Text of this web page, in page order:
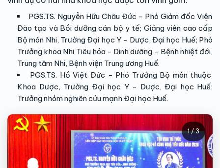
PGS.TS. Nguyễn Hữu Châu Đức - Phó Giám đốc Viện
Đào tạo và Bồi dưỡng cán bộ y tế; Giảng viên cao cấp
Bộ môn Nhi, Trường Đại học Y - Dược, Đại học Huế; Phó
Trưởng khoa Nhi Tiêu hóa - Dinh dưỡng - Bệnh nhiệt đới,
Trung tâm Nhi, Bệnh viện Trung ương Huế.
PGS.TS. Hồ Việt Đức - Phó Trưởng Bộ môn thuộc
Khoa Dược, Trường Đại học Y - Dược, Đại học Huế;
Trưởng nhóm nghiên cứu mạnh Đại học Huế.
1 / 3